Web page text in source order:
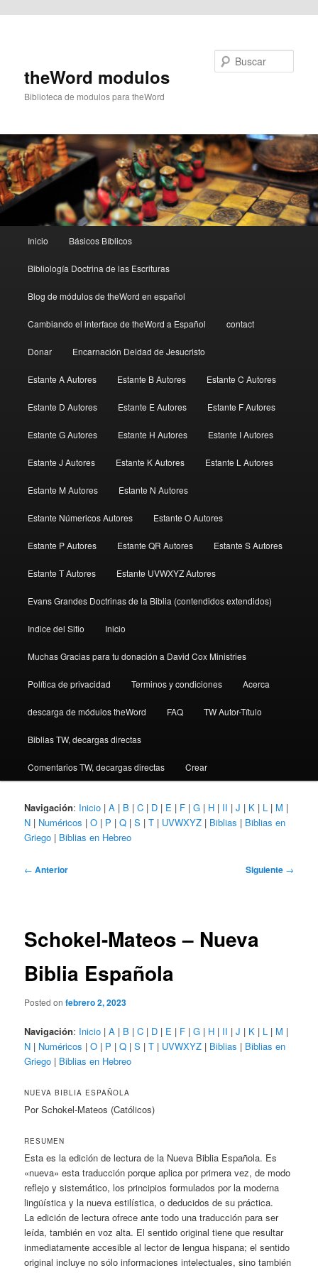
theWord modulos
Biblioteca de modulos para theWord
principal
Inicio Básicos Bíblicos
Bibliología Doctrina de las Escrituras
Blog de módulos de theWord en español
Cambiando el interface de theWord a Español contact
Donar Encarnación Deidad de Jesucristo
Estante A Autores Estante B Autores Estante C Autores
Estante D Autores Estante E Autores Estante F Autores
Estante G Autores Estante H Autores Estante I Autores
Estante J Autores Estante K Autores Estante L Autores
Estante M Autores Estante N Autores
Estante Númericos Autores Estante O Autores
Estante P Autores Estante QR Autores Estante S Autores
Estante T Autores Estante UVWXYZ Autores
Evans Grandes Doctrinas de la Biblia (contendidos extendidos)
Indice del Sitio Inicio
Muchas Gracias para tu donación a David Cox Ministries
Política de privacidad Terminos y condiciones Acerca
descarga de módulos theWord FAQ TW Autor-Título
Biblias TW, decargas directas
Comentarios TW, decargas directas Crear
Navigación: Inicio |A | B |C | D | E | F |G | H | II |J | K | L | M |
N | Numéricos |O | P |Q |S |T | UVWXYZ | Biblias | Biblias en
Griego | Biblias en Hebreo
Navegación
← Anterior Siguiente →
Schokel-Mateos – Nueva
Biblia Española
Posted onfebrero 2, 2023
Navigación: Inicio |A | B |C | D | E | F |G | H | II |J | K | L | M |
N | Numéricos |O | P |Q |S |T | UVWXYZ | Biblias | Biblias en
Griego | Biblias en Hebreo
NUEVA BIBLIA ESPAÑOLA
Por Schokel-Mateos (Católicos)
RESUMEN
Esta es la edición de lectura de la Nueva Biblia Española. Es
«nueva» esta traducción porque aplica por primera vez, de modo
reflejo y sistemático, los principios formulados por la moderna
lingüística y la nueva estilística, o deducidos de su práctica.
La edición de lectura ofrece ante todo una traducción para ser
leída, también en voz alta. El sentido original tiene que resultar
inmediatamente accesible al lector de lengua hispana; el sentido
original incluye no sólo informaciones intelectuales, sino también